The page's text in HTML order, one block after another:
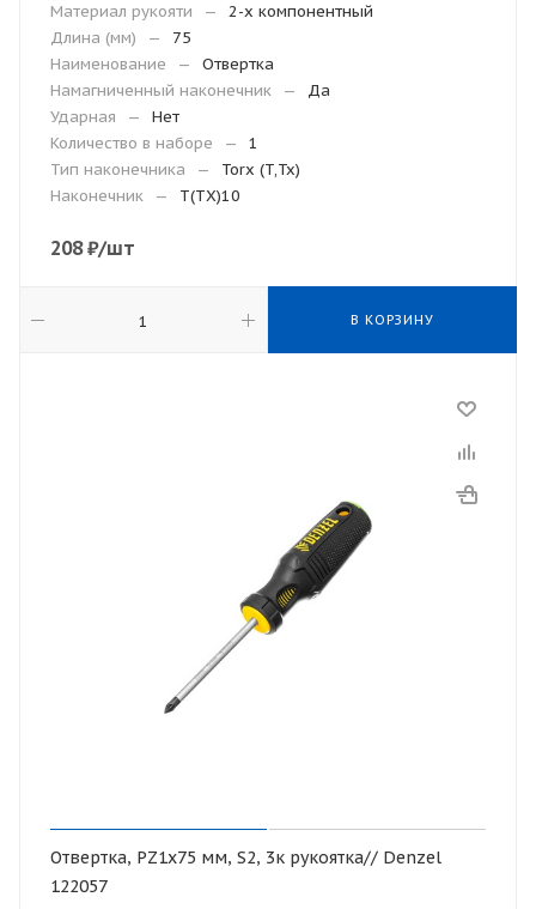
Материал рукояти
—
2-х компонентный
Длина (мм)
—
75
Наименование
—
Отвертка
Намагниченный наконечник
—
Да
Ударная
—
Нет
Количество в наборе
—
1
Тип наконечника
—
Torx (T,Tx)
Наконечник
— T(TX)10
208₽/шт
В КОРЗИНУ
Отвертка, PZ1x75 мм, S2, 3к рукоятка// Denzel
122057